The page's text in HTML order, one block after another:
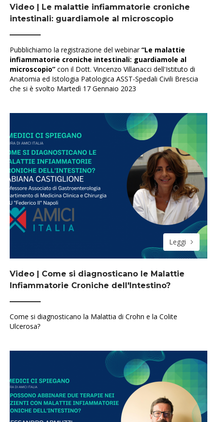
Video | Le malattie infiammatorie croniche
intestinali: guardiamole al microscopio
Pubblichiamo la registrazione del webinar“Le malattie
infiammatorie croniche intestinali: guardiamole al
microscopio” con il Dott. Vincenzo Villanacci dell'Istituto di
Anatomia ed Istologia Patologica ASST-Spedali Civili Brescia
che si è svolto Martedì 17 Gennaio 2023
Leggi
Video | Come si diagnosticano le Malattie
Infiammatorie Croniche dell'Intestino?
Come si diagnosticano la Malattia di Crohn e la Colite
Ulcerosa?